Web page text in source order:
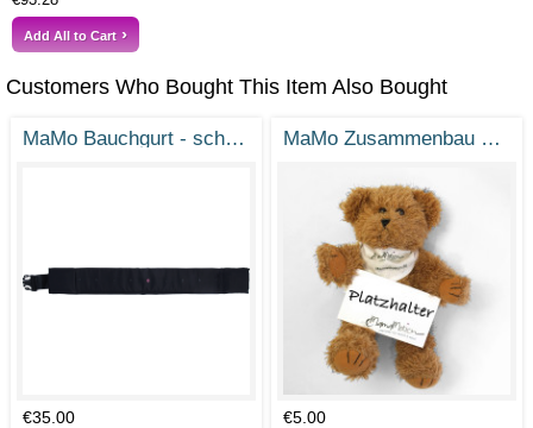
Add All to Cart
Customers Who Bought This Item Also Bought
MaMo Bauchgurt - schwarz
€35.00
MaMo Zusammenbau Service
€5.00